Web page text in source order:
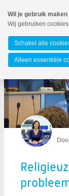
naar
Spring
de
inhoud
Spring
naar
hoofdmenu
Medewerkers
Nieuws
Nieuwsbrief
Podcast
Wil je gebruik
Wij gebruiken
Schakel alle
Alleen essentiële